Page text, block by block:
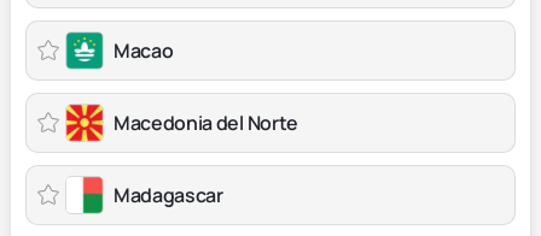
Macao
Macedonia del Norte
Madagascar